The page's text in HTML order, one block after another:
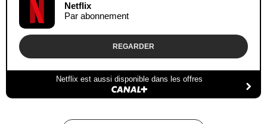
Netflix
Par abonnement
REGARDER
Netflix est aussi disponible dans les offres